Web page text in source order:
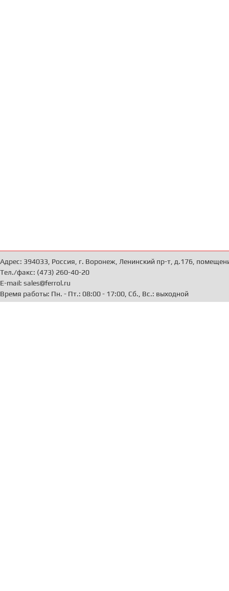
Адрес: 394033, Россия, г. Воронеж, Ленинский пр-т, д.176,
Тел./факс: (473) 260-40-20
E-mail: sales@ferrol.ru
Время работы: Пн. - Пт.: 08:00 - 17:00, Сб., Вс.: выходной